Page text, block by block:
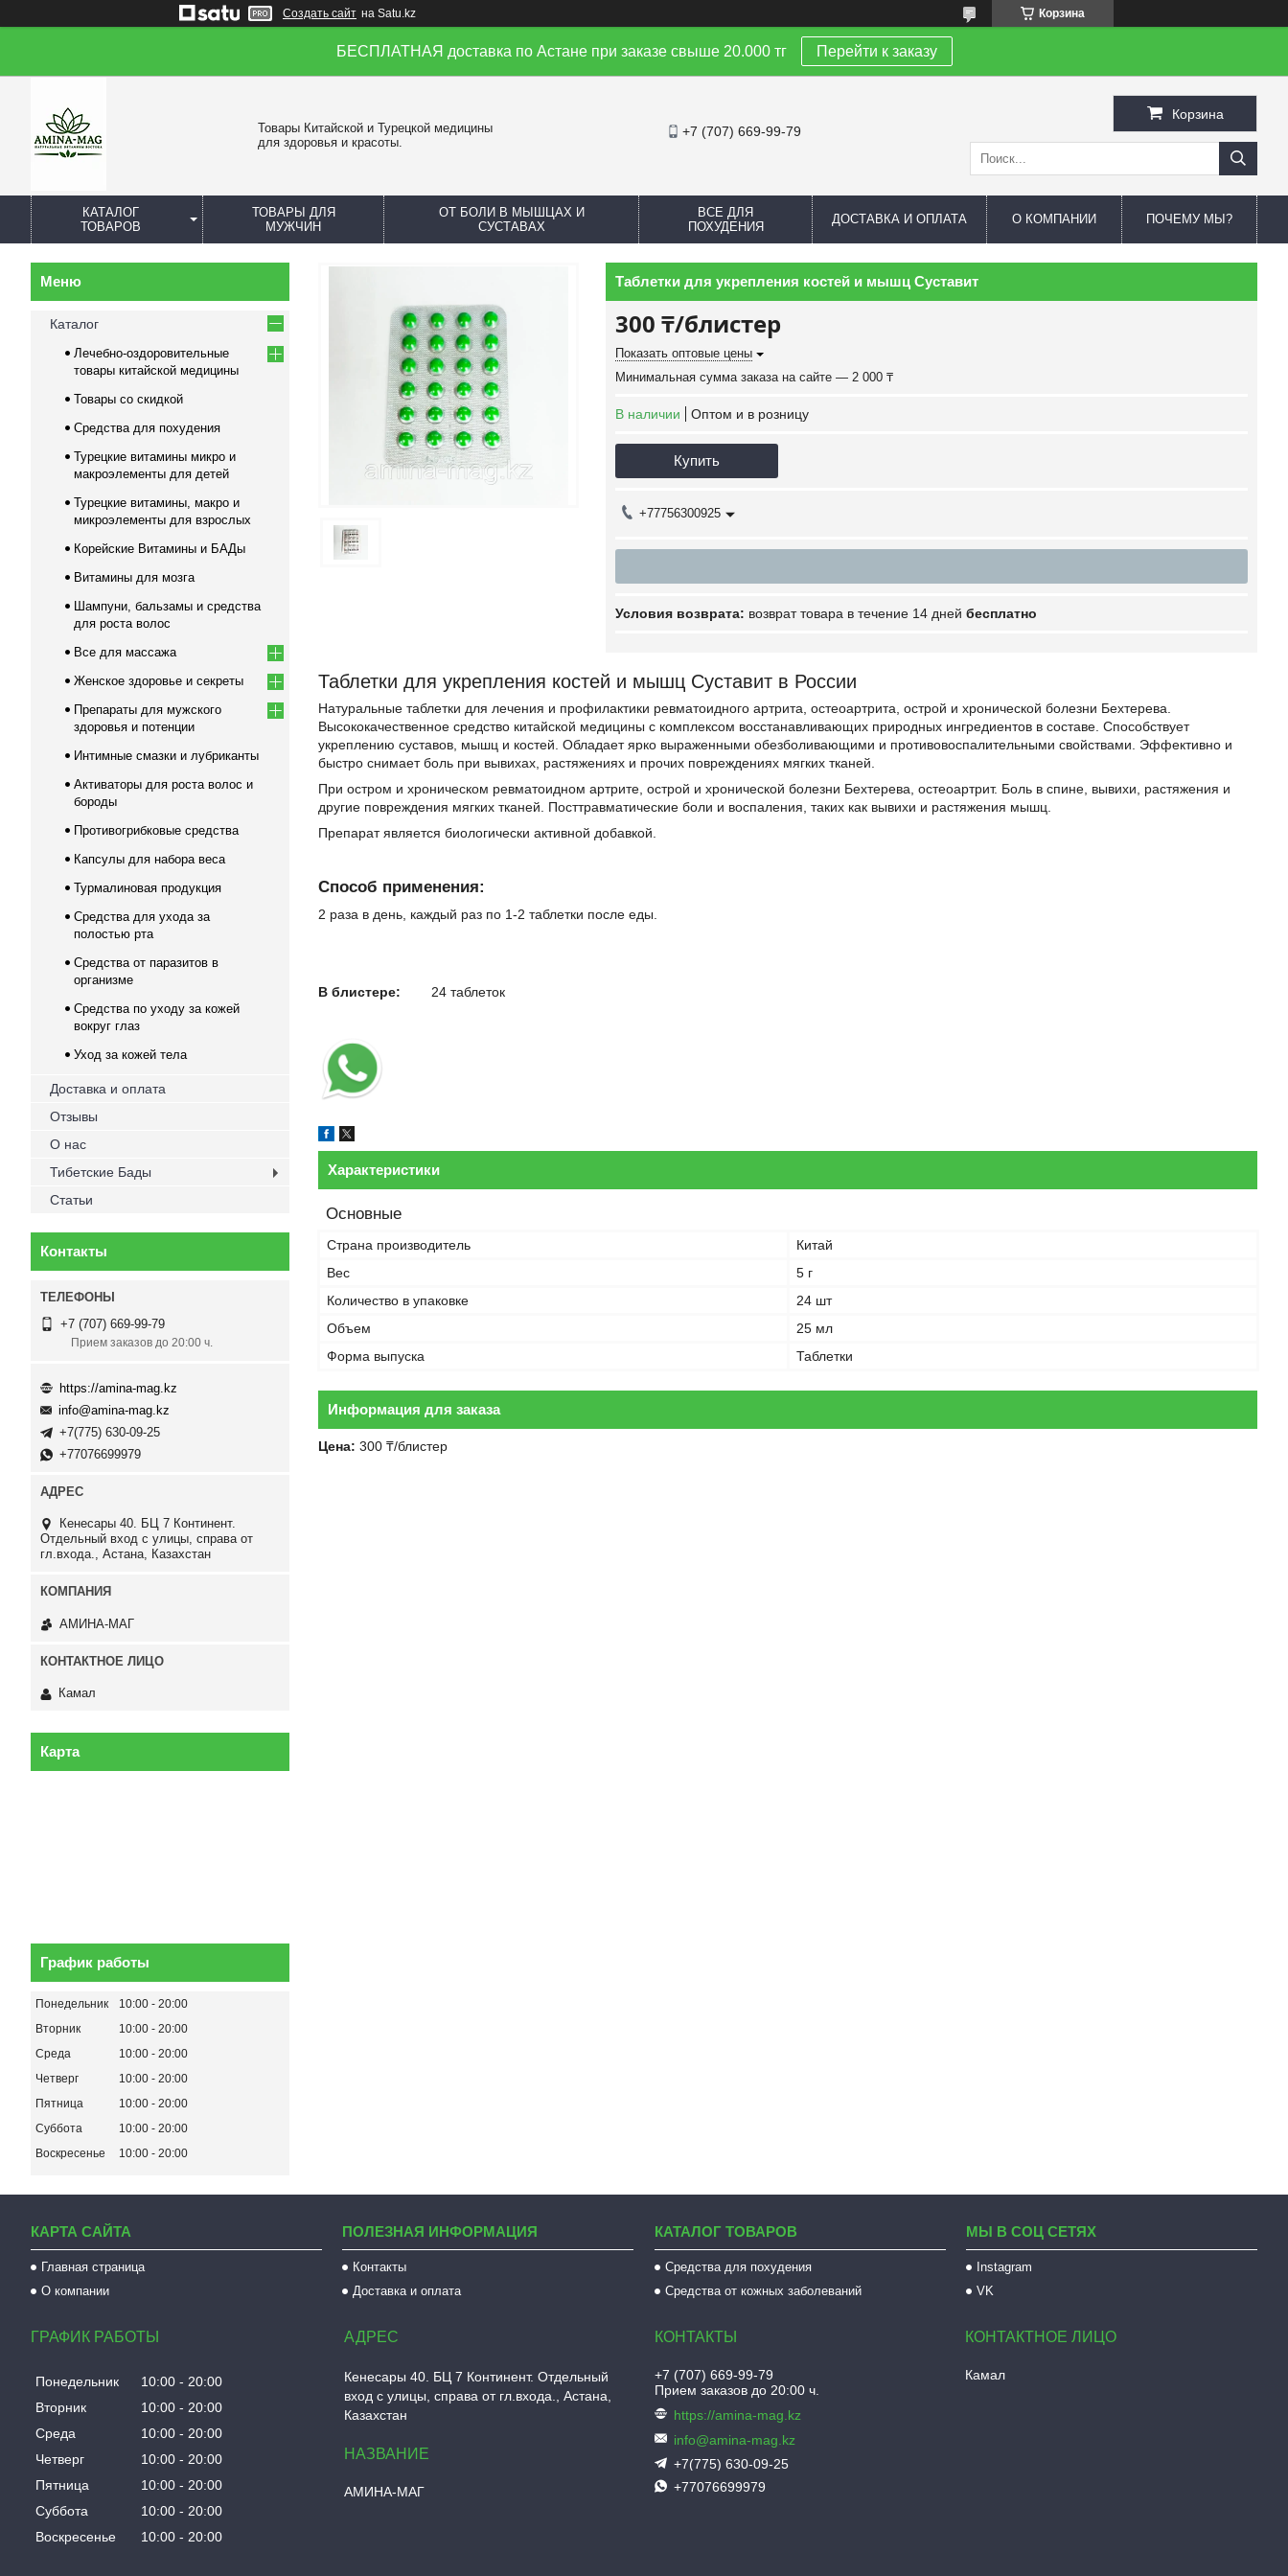
Создать сайт на Satu.kz Корзина
БЕСПЛАТНАЯ доставка по Астане при заказе свыше 20.000 тг Перейти к заказу
Товары Китайской и Турецкой медицины
для здоровья и красоты.
+7 (707) 669-99-79
Корзина
КАТАЛОГ
ТОВАРОВ
ТОВАРЫ ДЛЯ
МУЖЧИН
ОТ БОЛИ В МЫШЦАХ И
СУСТАВАХ
ВСЕ ДЛЯ
ПОХУДЕНИЯ
ДОСТАВКА И ОПЛАТА О КОМПАНИИ ПОЧЕМУ МЫ?
Таблетки для укрепления костей и мышц Суставит
300 ₸/блистер
Показать оптовые цены
Минимальная сумма заказа на сайте — 2 000 ₸
В наличии Оптом и в розницу
Купить
+77756300925
возврат товара в течение 14 дней бесплатно
Таблетки для укрепления костей и мышц Суставит в России
Натуральные таблетки для лечения и профилактики ревматоидного артрита, остеоартрита, острой и хронической болезни Бехтерева.
Высококачественное средство китайской медицины с комплексом восстанавливающих природных ингредиентов в составе. Способствует
укреплению суставов, мышц и костей. Обладает ярко выраженными обезболивающими и противовоспалительными свойствами. Эффективно и
быстро снимает боль при вывихах, растяжениях и прочих повреждениях мягких тканей.
При остром и хроническом ревматоидном артрите, острой и хронической болезни Бехтерева, остеоартрит. Боль в спине, вывихи, растяжения и
другие повреждения мягких тканей. Посттравматические боли и воспаления, таких как вывихи и растяжения мышц.
Препарат является биологически активной добавкой.
Способ применения:
2 раза в день, каждый раз по 1-2 таблетки после еды.
В блистере: 24 таблеток
Характеристики
Основные
Страна производитель
Китай
Вес
5 г
Количество в упаковке
24 шт
Объем
25 мл
Форма выпуска
Таблетки
Информация для заказа
Цена: 300 ₸/блистер
Каталог
Лечебно-оздоровительные
товары китайской медицины
Товары со скидкой
Средства для похудения
Турецкие витамины микро и
макроэлементы для детей
Турецкие витамины, макро и
микроэлементы для взрослых
Корейские Витамины и БАДы
Витамины для мозга
Шампуни, бальзамы и средства
для роста волос
Все для массажа
Женское здоровье и секреты
Препараты для мужского
здоровья и потенции
Интимные смазки и лубриканты
Активаторы для роста волос и
бороды
Противогрибковые средства
Капсулы для набора веса
Турмалиновая продукция
Средства для ухода за
полостью рта
Средства от паразитов в
организме
Средства по уходу за кожей
вокруг глаз
Уход за кожей тела
Доставка и оплата
Отзывы
О нас
Тибетские Бады
Статьи
Контакты
+7 (707) 669-99-79
Прием заказов до 20:00 ч.
https://amina-mag.kz
info@amina-mag.kz
+7(775) 630-09-25
+77076699979
Кенесары 40. БЦ 7 Континент.
Отдельный вход с улицы, справа от
гл.входа., Астана, Казахстан
АМИНА-МАГ
Камал
Карта
График работы
Понедельник 10:00
20:00
Вторник
10:00
20:00
Среда
10:00
20:00
Четверг
10:00
20:00
Пятница
10:00
20:00
Суббота
10:00
20:00
Воскресенье
10:00 20:00
КАРТА САЙТА
Главная страница
О компании
ПОЛЕЗНАЯ ИНФОРМАЦИЯ
Контакты
Доставка и оплата
КАТАЛОГ ТОВАРОВ
Средства для похудения
Средства от кожных заболеваний
МЫ В СОЦ СЕТЯХ
Instagram
VK
ГРАФИК РАБОТЫ
Понедельник 10:00
20:00
Вторник
10:00
20:00
Среда
10:00
20:00
Четверг
10:00
20:00
Пятница
10:00
20:00
Суббота
10:00
20:00
Воскресенье
10:00 20:00
Кенесары 40. БЦ 7 Континент. Отдельный
вход с улицы, справа от гл.входа., Астана,
Казахстан
АМИНА-МАГ
+7 (707) 669-99-79
Прием заказов до 20:00 ч.
https://amina-mag.kz
info@amina-mag.kz
+7(775) 630-09-25
+77076699979
Камал